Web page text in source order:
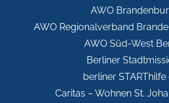
AWO
AWO Regionalverband
AWO Süd-West
Berliner
berliner STARThilfe
Caritas – Wohnen St.